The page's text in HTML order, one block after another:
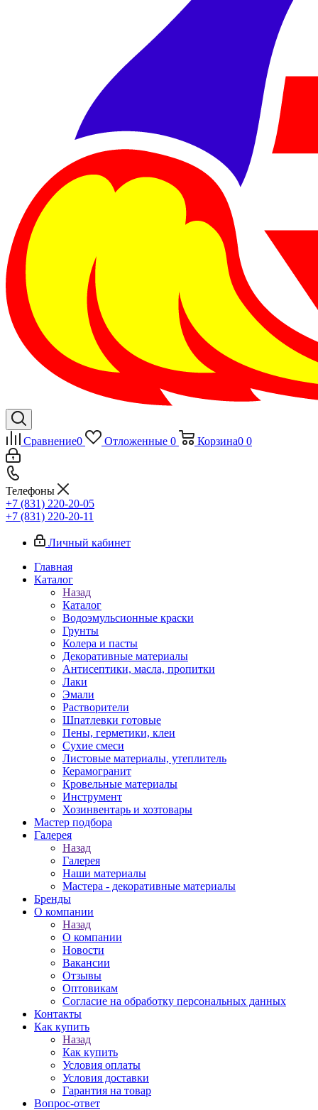
Сравнение0 Отложенные 0 Корзина0 0
Телефоны
+7 (831) 220-20-05
+7 (831) 220-20-11
Личный кабинет
Главная
Каталог
Назад
Каталог
Водоэмульсионные краски
Грунты
Колера и пасты
Декоративные материалы
Антисептики, масла, пропитки
Лаки
Эмали
Растворители
Шпатлевки готовые
Пены, герметики, клеи
Сухие смеси
Листовые материалы, утеплитель
Керамогранит
Кровельные материалы
Инструмент
Хозинвентарь и хозтовары
Мастер подбора
Галерея
Назад
Галерея
Наши материалы
Мастера - декоративные материалы
Бренды
О компании
Назад
О компании
Новости
Вакансии
Отзывы
Оптовикам
Cогласие на обработку персональных данных
Контакты
Как купить
Назад
Как купить
Условия оплаты
Условия доставки
Гарантия на товар
Вопрос-ответ